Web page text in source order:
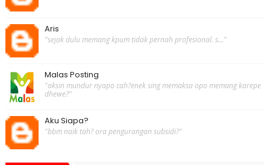
Aris
"sejak dulu memang kpum tidak pernah profesional. s..."
Malas Posting
"aksin mundur nyapo cah?enek sing memaksa opo memang karepe
dhewe?"
Aku Siapa?
"bbm naik tah? ora pengurangan subsidi?"